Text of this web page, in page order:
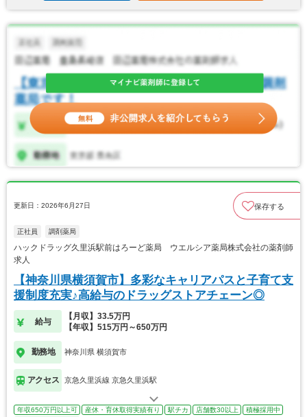
更新日：2026年6月27日 保存する
正社員 調剤薬局
ハックドラッグ久里浜駅前はろーど薬局 ウエルシア薬局株式会社の薬剤師
求人
【神奈川県横須賀市】多彩なキャリアパスと子育て支
援制度充実♪高給与のドラッグストアチェーン◎
給与
【月収】33.5万円
【年収】515万円～650万円
勤務地 神奈川県 横須賀市
アクセス 京急久里浜線 京急久里浜駅
年収650万円以上可 産休・育休取得実績有り 駅チカ 店舗数30以上
積極採用中